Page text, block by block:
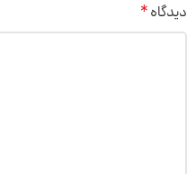
دیدگاه*